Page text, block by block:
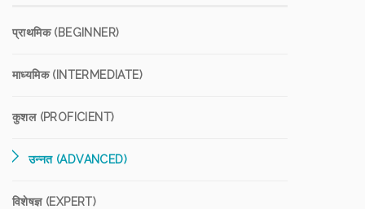
प्राथमिक (BEGINNER)
माध्यमिक (INTERMEDIATE)
कुशल (PROFICIENT)
उन्नत (ADVANCED)
विशेषज्ञ (EXPERT)